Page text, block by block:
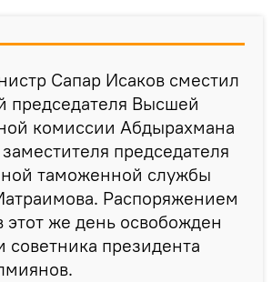
Сапар Исаков сместил
председателя Высшей
комиссии Абдырахмана
председателя
таможенной службы
Распоряжением
этот же день освобожден
советника президента